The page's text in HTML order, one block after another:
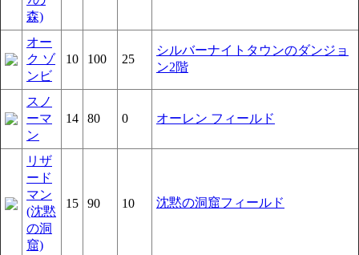
森)
オー
ク ゾ
ンビ
10 100 25
シルバーナイトタウンのダンジョ
ン2階
スノ
ーマ
ン
14 80 0 オーレン フィールド
リザ
ード
マン
(沈黙
の洞
窟)
15 90 10 沈黙の洞窟フィールド